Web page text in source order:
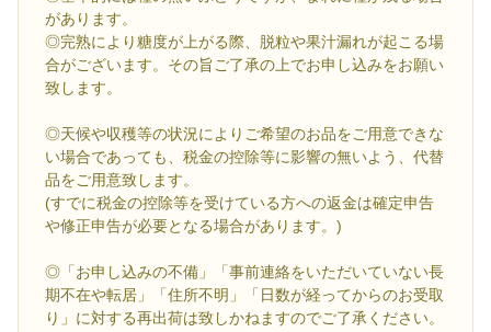
があります。
◎完熟により糖度が上がる際、脱粒や果汁漏れが起こる場
合がございます。その旨ご了承の上でお申し込みをお願い
致します。
◎天候や収穫等の状況によりご希望のお品をご用意できな
い場合であっても、税金の控除等に影響の無いよう、代替
品をご用意致します。
(すでに税金の控除等を受けている方への返金は確定申告
や修正申告が必要となる場合があります。)
◎「お申し込みの不備」「事前連絡をいただいていない長
期不在や転居」「住所不明」「日数が経ってからのお受取
り」に対する再出荷は致しかねますのでご了承ください。